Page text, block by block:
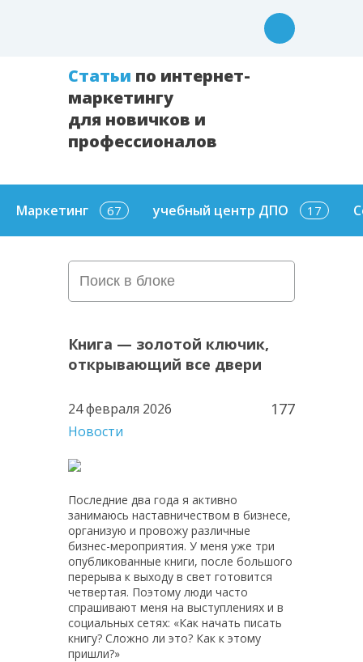
Cтатьи по интернет-
маркетингу
для новичков и
профессионалов
Маркетинг 67 учебный центр ДПО 17
Книга — золотой ключик,
открывающий все двери
24 февраля 2026 177
Новости
Последние два года я активно
занимаюсь наставничеством в бизнесе,
организую и провожу различные
бизнес-мероприятия. У меня уже три
опубликованные книги, после большого
перерыва к выходу в свет готовится
четвертая. Поэтому люди часто
спрашивают меня на выступлениях и в
социальных сетях: «Как начать писать
книгу? Сложно ли это? Как к этому
пришли?»